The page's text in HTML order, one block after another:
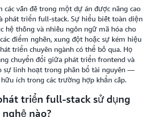
các vấn đề trong một dự án được nâng cao
phát triển full-stack. Sự hiểu biết toàn diện
hệ thống và nhiều ngôn ngữ mã hóa cho
điểm nghẽn, xung đột hoặc sự kém hiệu
triển chuyên ngành có thể bỏ qua. Họ
chuyển đổi giữa phát triển frontend và
sự linh hoạt trong phân bổ tài nguyên —
ích trong các trường hợp khẩn cấp.
triển full-stack sử dụng
nào?